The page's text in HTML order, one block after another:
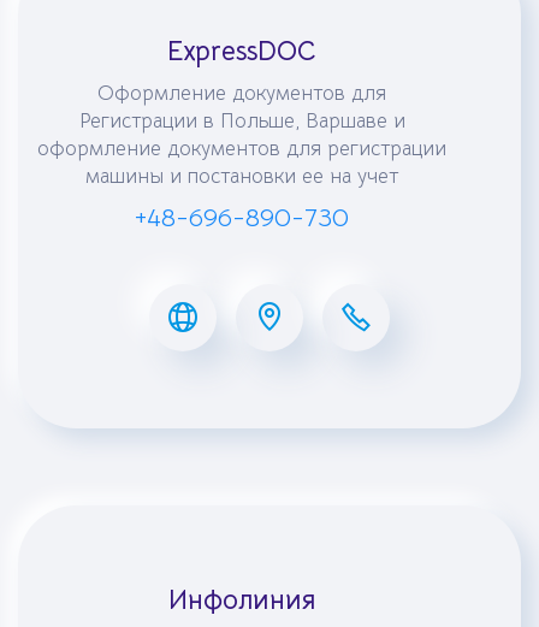
ExpressDOC
Оформление документов для
Регистрации в Польше, Варшаве и
оформление документов для регистрации
машины и постановки ее на учет
+48-696-890-730
Инфолиния